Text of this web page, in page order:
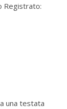
Registrato:
una testata